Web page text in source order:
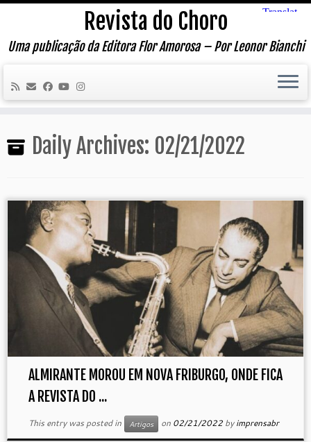
Skip
content
Revista do Choro
Uma publicação da Editora Flor Amorosa – Por Leonor Bianchi
Daily Archives: 02/21/2022
ALMIRANTE MOROU EM NOVA FRIBURGO, ONDE FICA
A REVISTA DO ...
This entry was posted in Artigos on 02/21/2022 byimprensabr